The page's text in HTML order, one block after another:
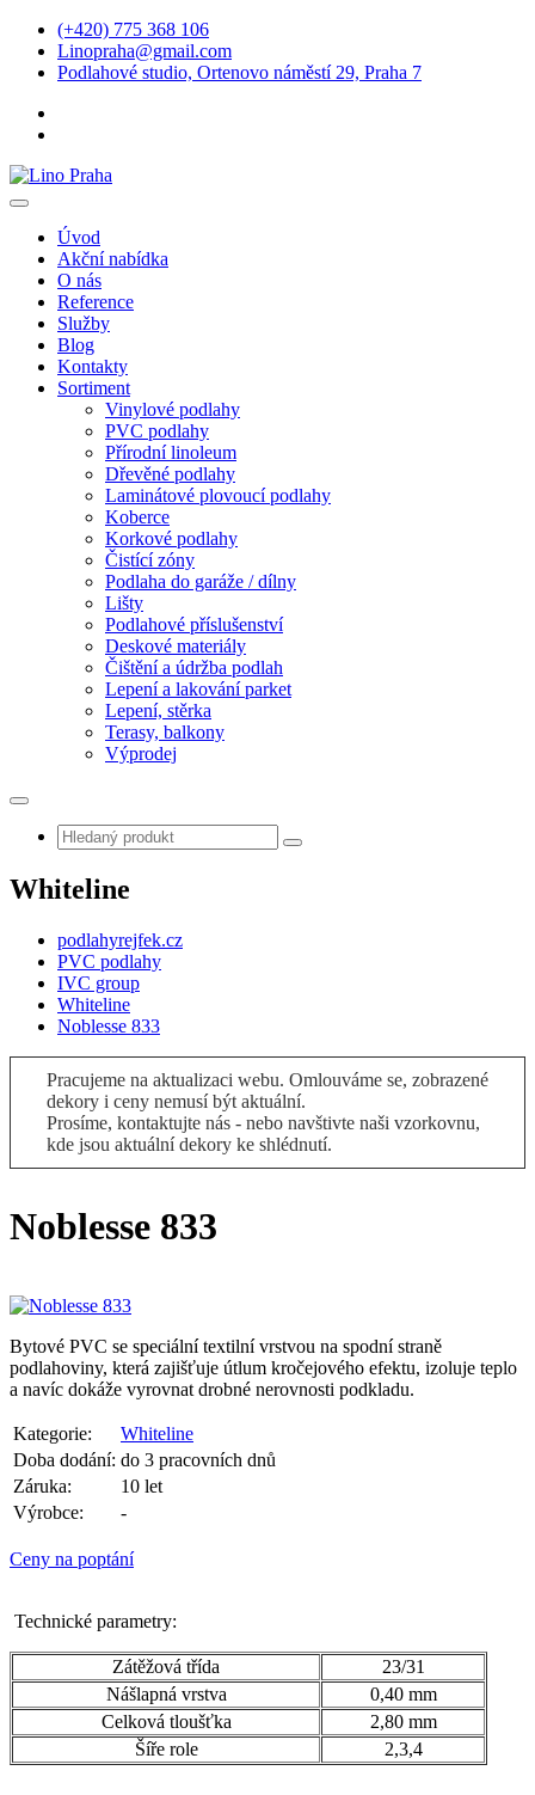
(+420) 775 368 106
Linopraha@gmail.com
Podlahové studio, Ortenovo náměstí 29, Praha 7
Úvod
Akční nabídka
O nás
Reference
Služby
Blog
Kontakty
Sortiment
Vinylové podlahy
PVC podlahy
Přírodní linoleum
Dřevěné podlahy
Laminátové plovoucí podlahy
Koberce
Korkové podlahy
Čistící zóny
Podlaha do garáže / dílny
Lišty
Podlahové příslušenství
Deskové materiály
Čištění a údržba podlah
Lepení a lakování parket
Lepení, stěrka
Terasy, balkony
Výprodej
Whiteline
podlahyrejfek.cz
PVC podlahy
IVC group
Whiteline
Noblesse 833
Pracujeme na aktualizaci webu. Omlouváme se, zobrazené
dekory i ceny nemusí být aktuální.
Prosíme, kontaktujte nás - nebo navštivte naši vzorkovnu,
kde jsou aktuální dekory ke shlédnutí.
Noblesse 833
Bytové PVC se speciální textilní vrstvou na spodní straně
podlahoviny, která zajišťuje útlum kročejového efektu, izoluje teplo
a navíc dokáže vyrovnat drobné nerovnosti podkladu.
Kategorie:
Whiteline
Doba dodání: do 3 pracovních dnů
Záruka:
10 let
Výrobce:
-
Ceny na poptání
Technické parametry:
Zátěžová třída
23/31
Nášlapná vrstva
0,40 mm
Celková tloušťka
2,80 mm
Šíře role
2,3,4